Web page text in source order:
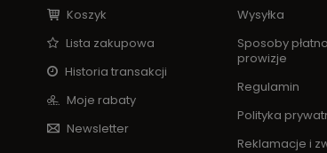
Koszyk
Lista zakupowa
Historia transakcji
Moje rabaty
Newsletter
Wysyłka
Sposoby
prowizje
Regulamin
Polityka
Reklamacje i